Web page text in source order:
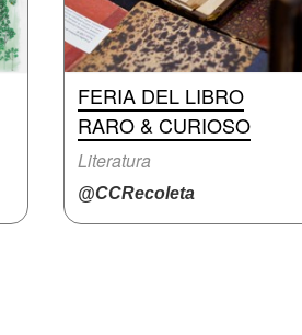
FERIA DEL LIBRO
RARO & CURIOSO
Literatura
@CCRecoleta